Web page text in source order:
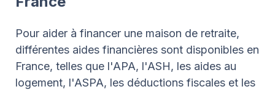
Pour aider à financer une maison de retraite,
différentes aides financières sont disponibles en
France, telles que l'APA, l'ASH, les aides au
logement, l'ASPA, les déductions fiscales et les